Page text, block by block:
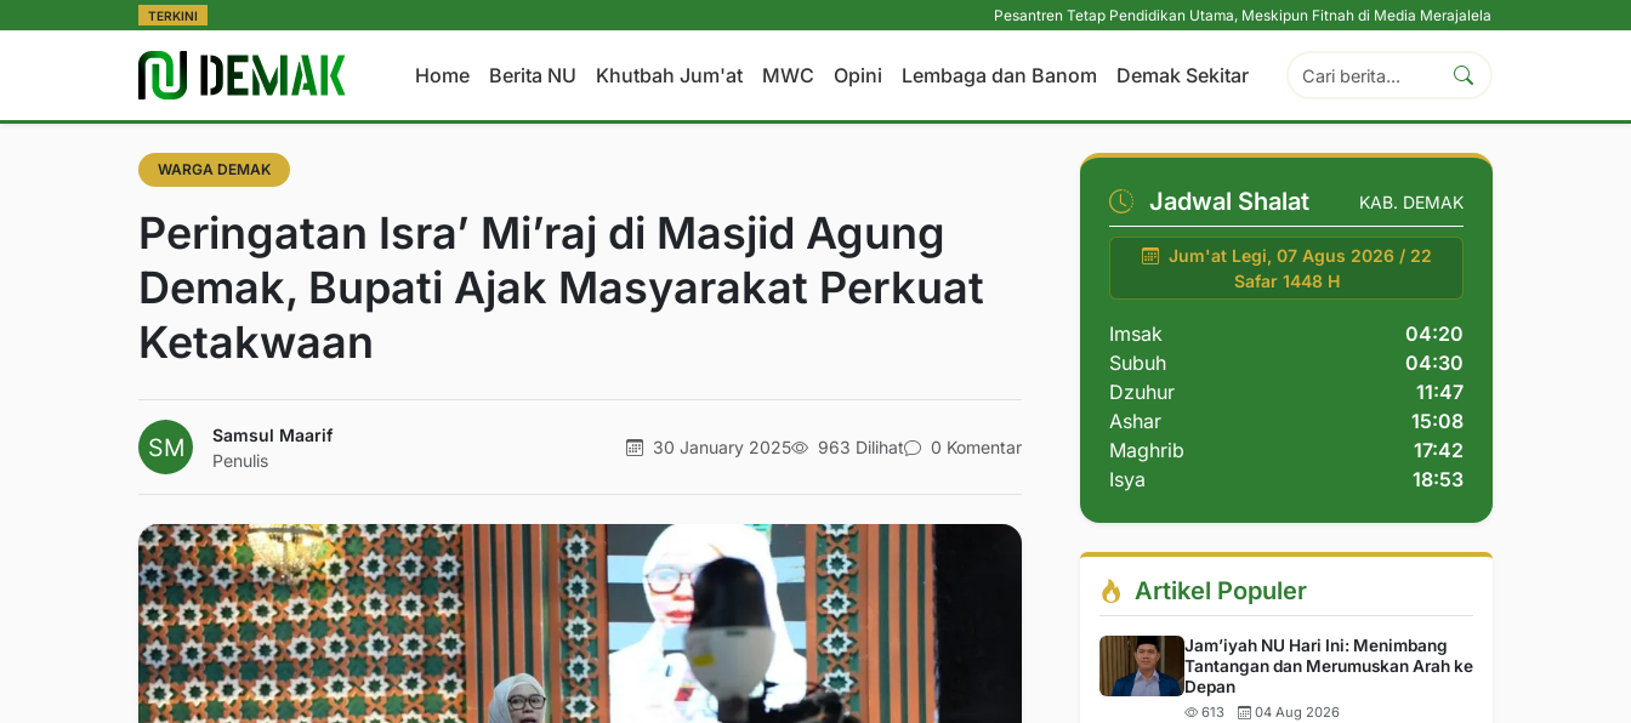
TERKINI Pesantren Tetap Pendidikan Utama, Meskipun Fitnah di Media Merajalela | Perkuat Komitmen
Home Berita NU Khutbah Jum'at MWC Opini Lembaga dan Banom Demak Sekitar
WARGA DEMAK
Peringatan Isra’ Mi’raj di Masjid Agung
Demak, Bupati Ajak Masyarakat Perkuat
Ketakwaan
Samsul Maarif
Penulis
30 January 2025 963 Dilihat 0 Komentar
Jadwal Shalat KAB. DEMAK
Jum'at Legi, 07 Agus 2026 / 22
Safar 1448 H
Imsak
04:20
Subuh
04:30
Dzuhur
11:47
Ashar
15:08
Maghrib
17:42
Isya
18:53
Artikel Populer
Jam’iyah NU Hari Ini: Menimbang
Tantangan dan Merumuskan Arah ke
Depan
613 04 Aug 2026